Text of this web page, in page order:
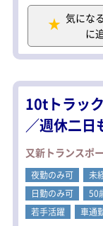
ま
前
・
・
・
・
・
※
・
・
・
気にな
に
10tトラッ
／週休二日
又新トランスポ
夜勤のみ可 未
日勤のみ可
50
若手活躍
車通